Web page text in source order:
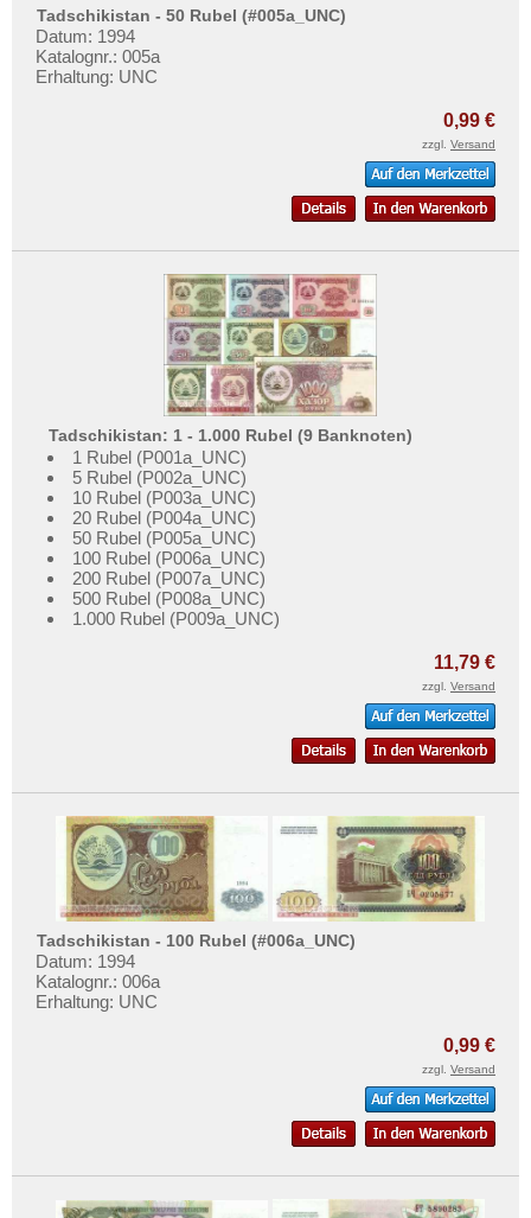
Tadschikistan - 50 Rubel (#005a_UNC)
Datum: 1994
Katalognr.: 005a
Erhaltung: UNC
0,99 €
zzgl. Versand
Tadschikistan: 1 - 1.000 Rubel (9 Banknoten)
1 Rubel (P001a_UNC)
5 Rubel (P002a_UNC)
10 Rubel (P003a_UNC)
20 Rubel (P004a_UNC)
50 Rubel (P005a_UNC)
100 Rubel (P006a_UNC)
200 Rubel (P007a_UNC)
500 Rubel (P008a_UNC)
1.000 Rubel (P009a_UNC)
11,79 €
zzgl. Versand
Tadschikistan - 100 Rubel (#006a_UNC)
Datum: 1994
Katalognr.: 006a
Erhaltung: UNC
0,99 €
zzgl. Versand